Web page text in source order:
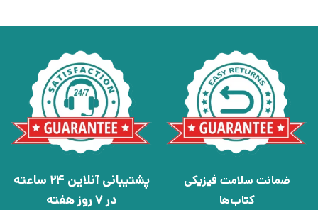
ضمانت سلامت فیزیکی
کتاب‌ها
پشتیبانی آنلاین 24 ساعته
در 7 روز هفته